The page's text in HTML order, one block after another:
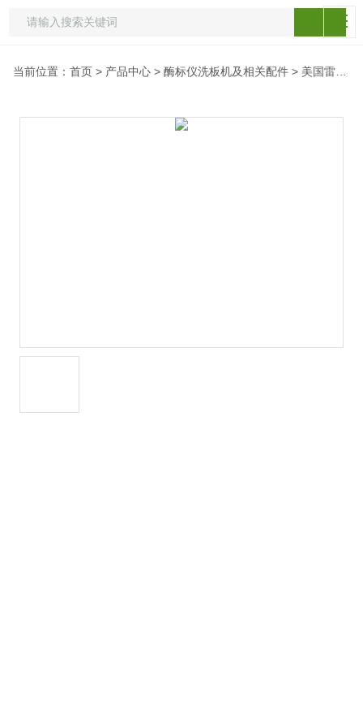
当前位置：首页 > 产品中心 >酶标仪洗板机及相关配件 > 美国雷杜酶标仪配件